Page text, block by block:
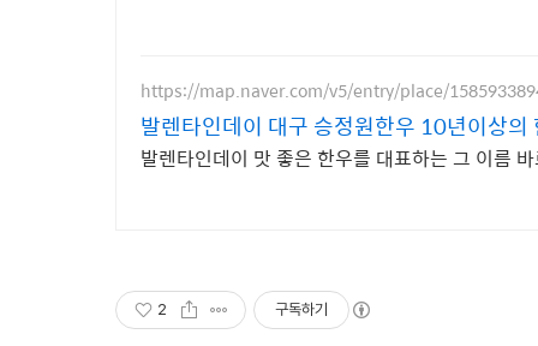
https://map.naver.com/v5/entry/place/
발렌타인데이 대구 승정원한우 10년이상의
발렌타인데이 맛 좋은 한우를 대표하는 그 이름
2 구독하기